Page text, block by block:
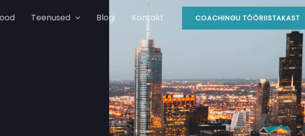
Teenused Blogi Kontakt COACHINGU TÖÖRIISTAKAST